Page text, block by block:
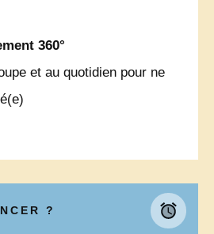
360°
et au quotidien pour ne
?